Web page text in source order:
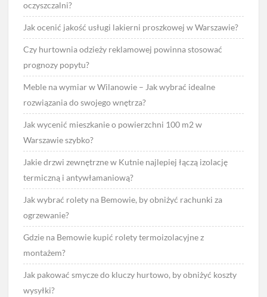
oczyszczalni?
Jak ocenić jakość usługi lakierni proszkowej w Warszawie?
Czy hurtownia odzieży reklamowej powinna stosować
prognozy popytu?
Meble na wymiar w Wilanowie – Jak wybrać idealne
rozwiązania do swojego wnętrza?
Jak wycenić mieszkanie o powierzchni 100 m2 w
Warszawie szybko?
Jakie drzwi zewnętrzne w Kutnie najlepiej łączą izolację
termiczną i antywłamaniową?
Jak wybrać rolety na Bemowie, by obniżyć rachunki za
ogrzewanie?
Gdzie na Bemowie kupić rolety termoizolacyjne z
montażem?
Jak pakować smycze do kluczy hurtowo, by obniżyć koszty
wysyłki?